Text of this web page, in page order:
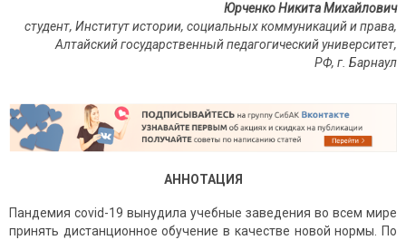
Юрченко Никита Михайлович
студент, Институт истории, социальных коммуникаций и права,
Алтайский государственный педагогический университет,
РФ, г. Барнаул
АННОТАЦИЯ
Пандемия covid-19 вынудила учебные заведения во всем мире
принять дистанционное обучение в качестве новой нормы. По